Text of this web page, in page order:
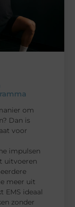
om
Dan is
voor
impulsen
uitvoeren
meer uit
EMS ideaal
zonder